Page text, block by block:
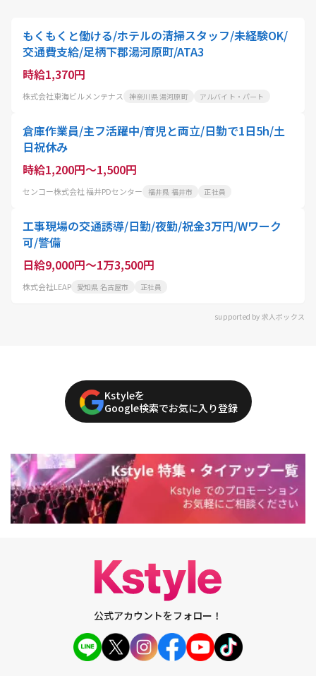
もくもくと働ける/ホテルの清掃スタッフ/未経験OK/
交通費支給/足柄下郡湯河原町/ATA3
時給1,370円
株式会社東海ビルメンテナス 神奈川県 湯河原町 アルバイト・パート
倉庫作業員/主フ活躍中/育児と両立/日勤で1日5h/土
日祝休み
時給1,200円～1,500円
センコー株式会社 福井PDセンター 福井県 福井市 正社員
工事現場の交通誘導/日勤/夜勤/祝金3万円/Wワーク
可/警備
日給9,000円～1万3,500円
株式会社LEAP 愛知県 名古屋市 正社員
supported by 求人ボックス
Kstyleを
Google検索でお気に入り登録
公式アカウントをフォロー！